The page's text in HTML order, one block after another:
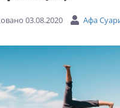
03.08.2020 Афа